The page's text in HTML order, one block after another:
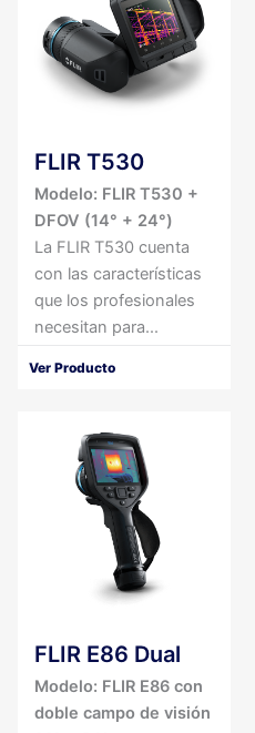
FLIR T530
Modelo: FLIR T530 +
DFOV (14° + 24°)
La FLIR T530 cuenta
con las características
que los profesionales
necesitan para...
Ver Producto
FLIR E86 Dual
Modelo: FLIR E86 con
doble campo de visión